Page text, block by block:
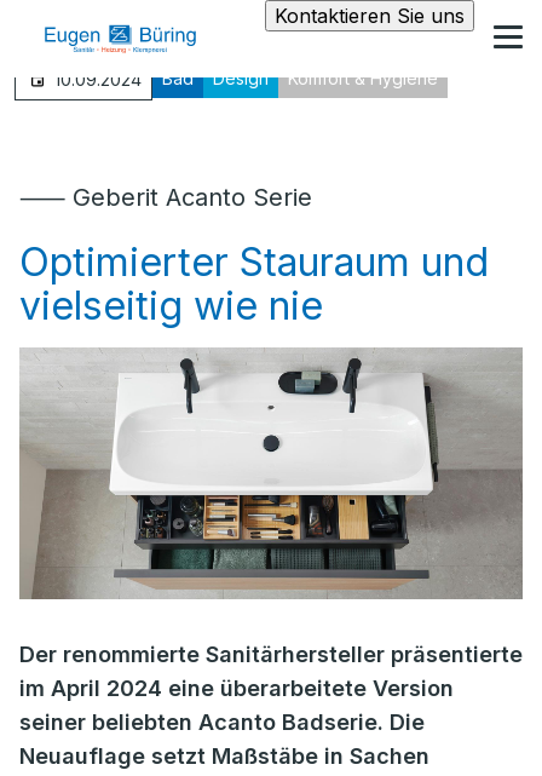
Kontaktieren Sie uns
10.09.2024 Bad Design Komfort & Hygiene
⸺ Geberit Acanto Serie
Optimierter Stauraum und
vielseitig wie nie
Der renommierte Sanitärhersteller präsentierte
im April 2024 eine überarbeitete Version
seiner beliebten Acanto Badserie. Die
Neuauflage setzt Maßstäbe in Sachen